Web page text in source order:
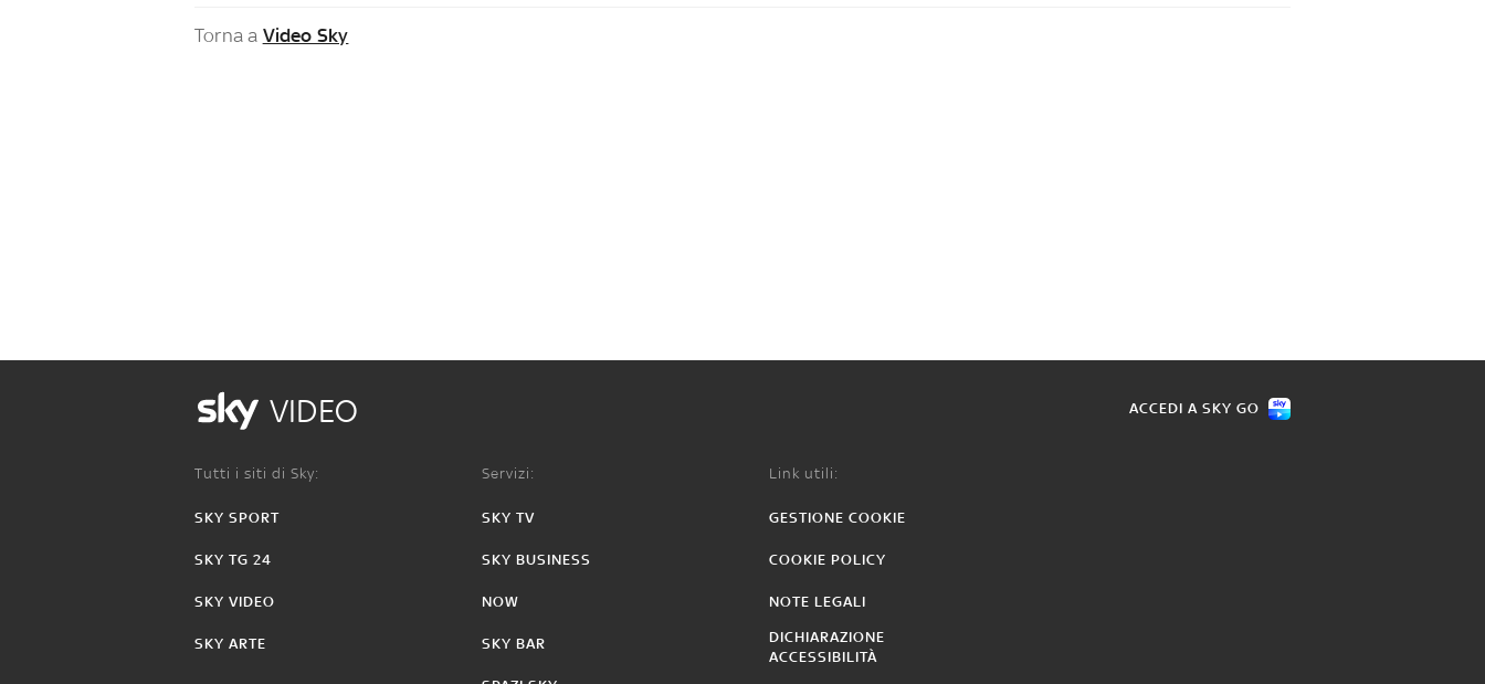
Torna a Video Sky
VIDEO ACCEDI A SKY GO
Tutti i siti di Sky:
SKY SPORT
SKY TG 24
SKY VIDEO
SKY ARTE
Servizi:
SKY TV
SKY BUSINESS
NOW
SKY BAR
Link utili:
GESTIONE COOKIE
COOKIE POLICY
NOTE LEGALI
DICHIARAZIONE
ACCESSIBILITÀ